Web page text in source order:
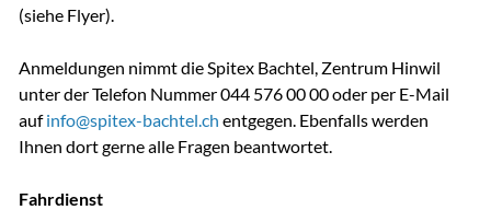
(siehe Flyer).
Anmeldungen nimmt die Spitex Bachtel, Zentrum Hinwil
unter der Telefon Nummer 044 576 00 00 oder per E-Mail
aufinfo@spitex-bachtel.ch entgegen. Ebenfalls werden
Ihnen dort gerne alle Fragen beantwortet.
Fahrdienst